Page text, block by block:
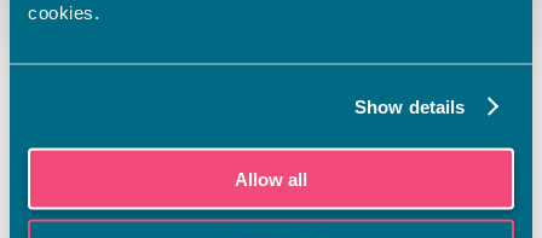
cookies.
Show details
Allow all